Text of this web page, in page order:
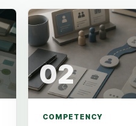
02
COMPETENCY